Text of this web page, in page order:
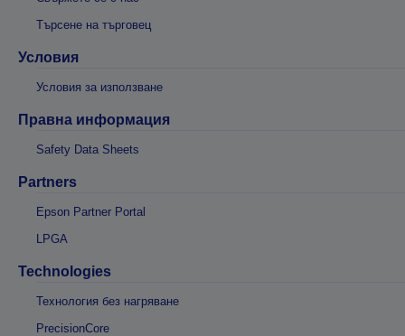
Търсене на търговец
Условия
Условия за използване
Правна информация
Safety Data Sheets
Partners
Epson Partner Portal
LPGA
Technologies
Технология без нагряване
PrecisionCore